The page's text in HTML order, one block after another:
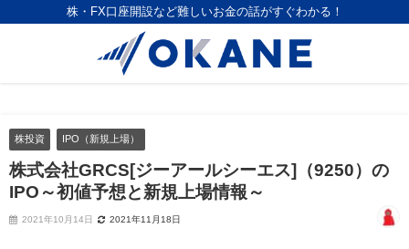
株・FX口座開設など難しいお金の話がすぐわかる！
株投資 IPO（新規上場）
株式会社GRCS[ジーアールシーエス]（9250）の
IPO～初値予想と新規上場情報～
2021年10月14日 2021年11月18日